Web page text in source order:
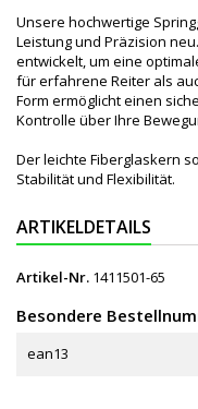
Unsere hochwertige
Leistung und Präzision
entwickelt, um eine
für erfahrene Reiter als
Form ermöglicht einen
Kontrolle über Ihre
Der leichte Fiberglaskern
Stabilität und Flexibilität.
ARTIKELDETAILS
Artikel-Nr. 1411501-65
Besondere
ean13